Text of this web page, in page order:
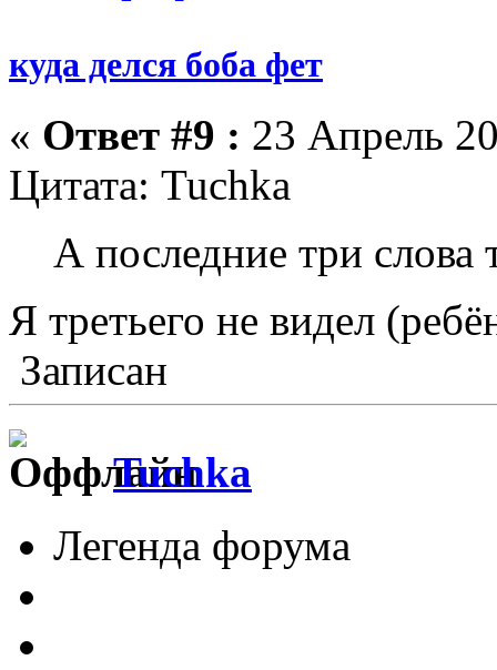
куда делся боба фет
« Ответ #9 : 23 Апрель
Цитата: Tuchka
А последние три слова
Я третьего не видел
Записан
Tuchka
Легенда форума